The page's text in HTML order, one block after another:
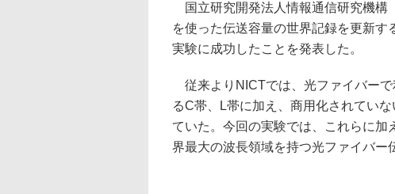
国立研究開発法人情報通信研究機構
を使った伝送容量の世界記録を更新
実験に成功したことを発表した。
従来よりNICTでは、光ファイバー
るC帯、L帯に加え、商用化されてい
ていた。今回の実験では、これらに
界最大の波長領域を持つ光ファイバー